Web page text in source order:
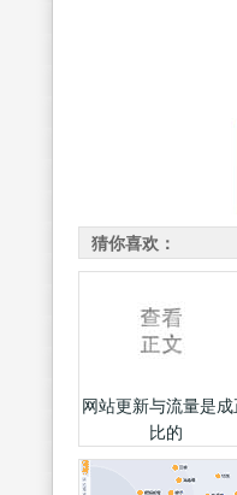
猜你喜欢：
网站更新与流量是成
比的